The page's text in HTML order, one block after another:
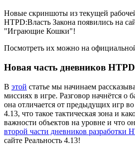
Новые скриншоты из текущей
HTPD:Власть Закона появились на
"Играющие Кошки"!
Посмотреть их можно на
Новая часть дневников
В этой статье мы начинаем
миссиях в игре. Разговор начнётся о
она отличается от предыдущих игр
4.13, что такое тактическая зона и
важности объектов на уровне и что
второй части дневников разработки
сайте Реальность 4.13!